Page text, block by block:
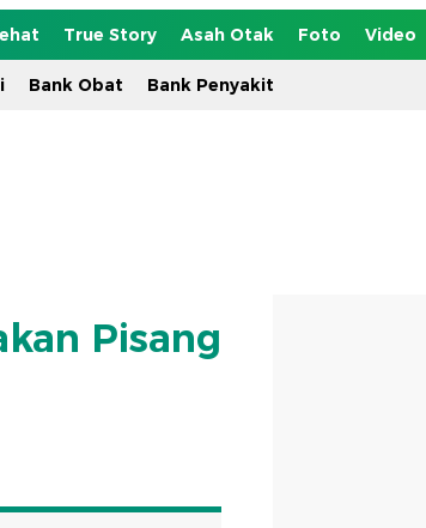
True Story Asah Otak Foto Video
Bank Obat Bank Penyakit
Pisang